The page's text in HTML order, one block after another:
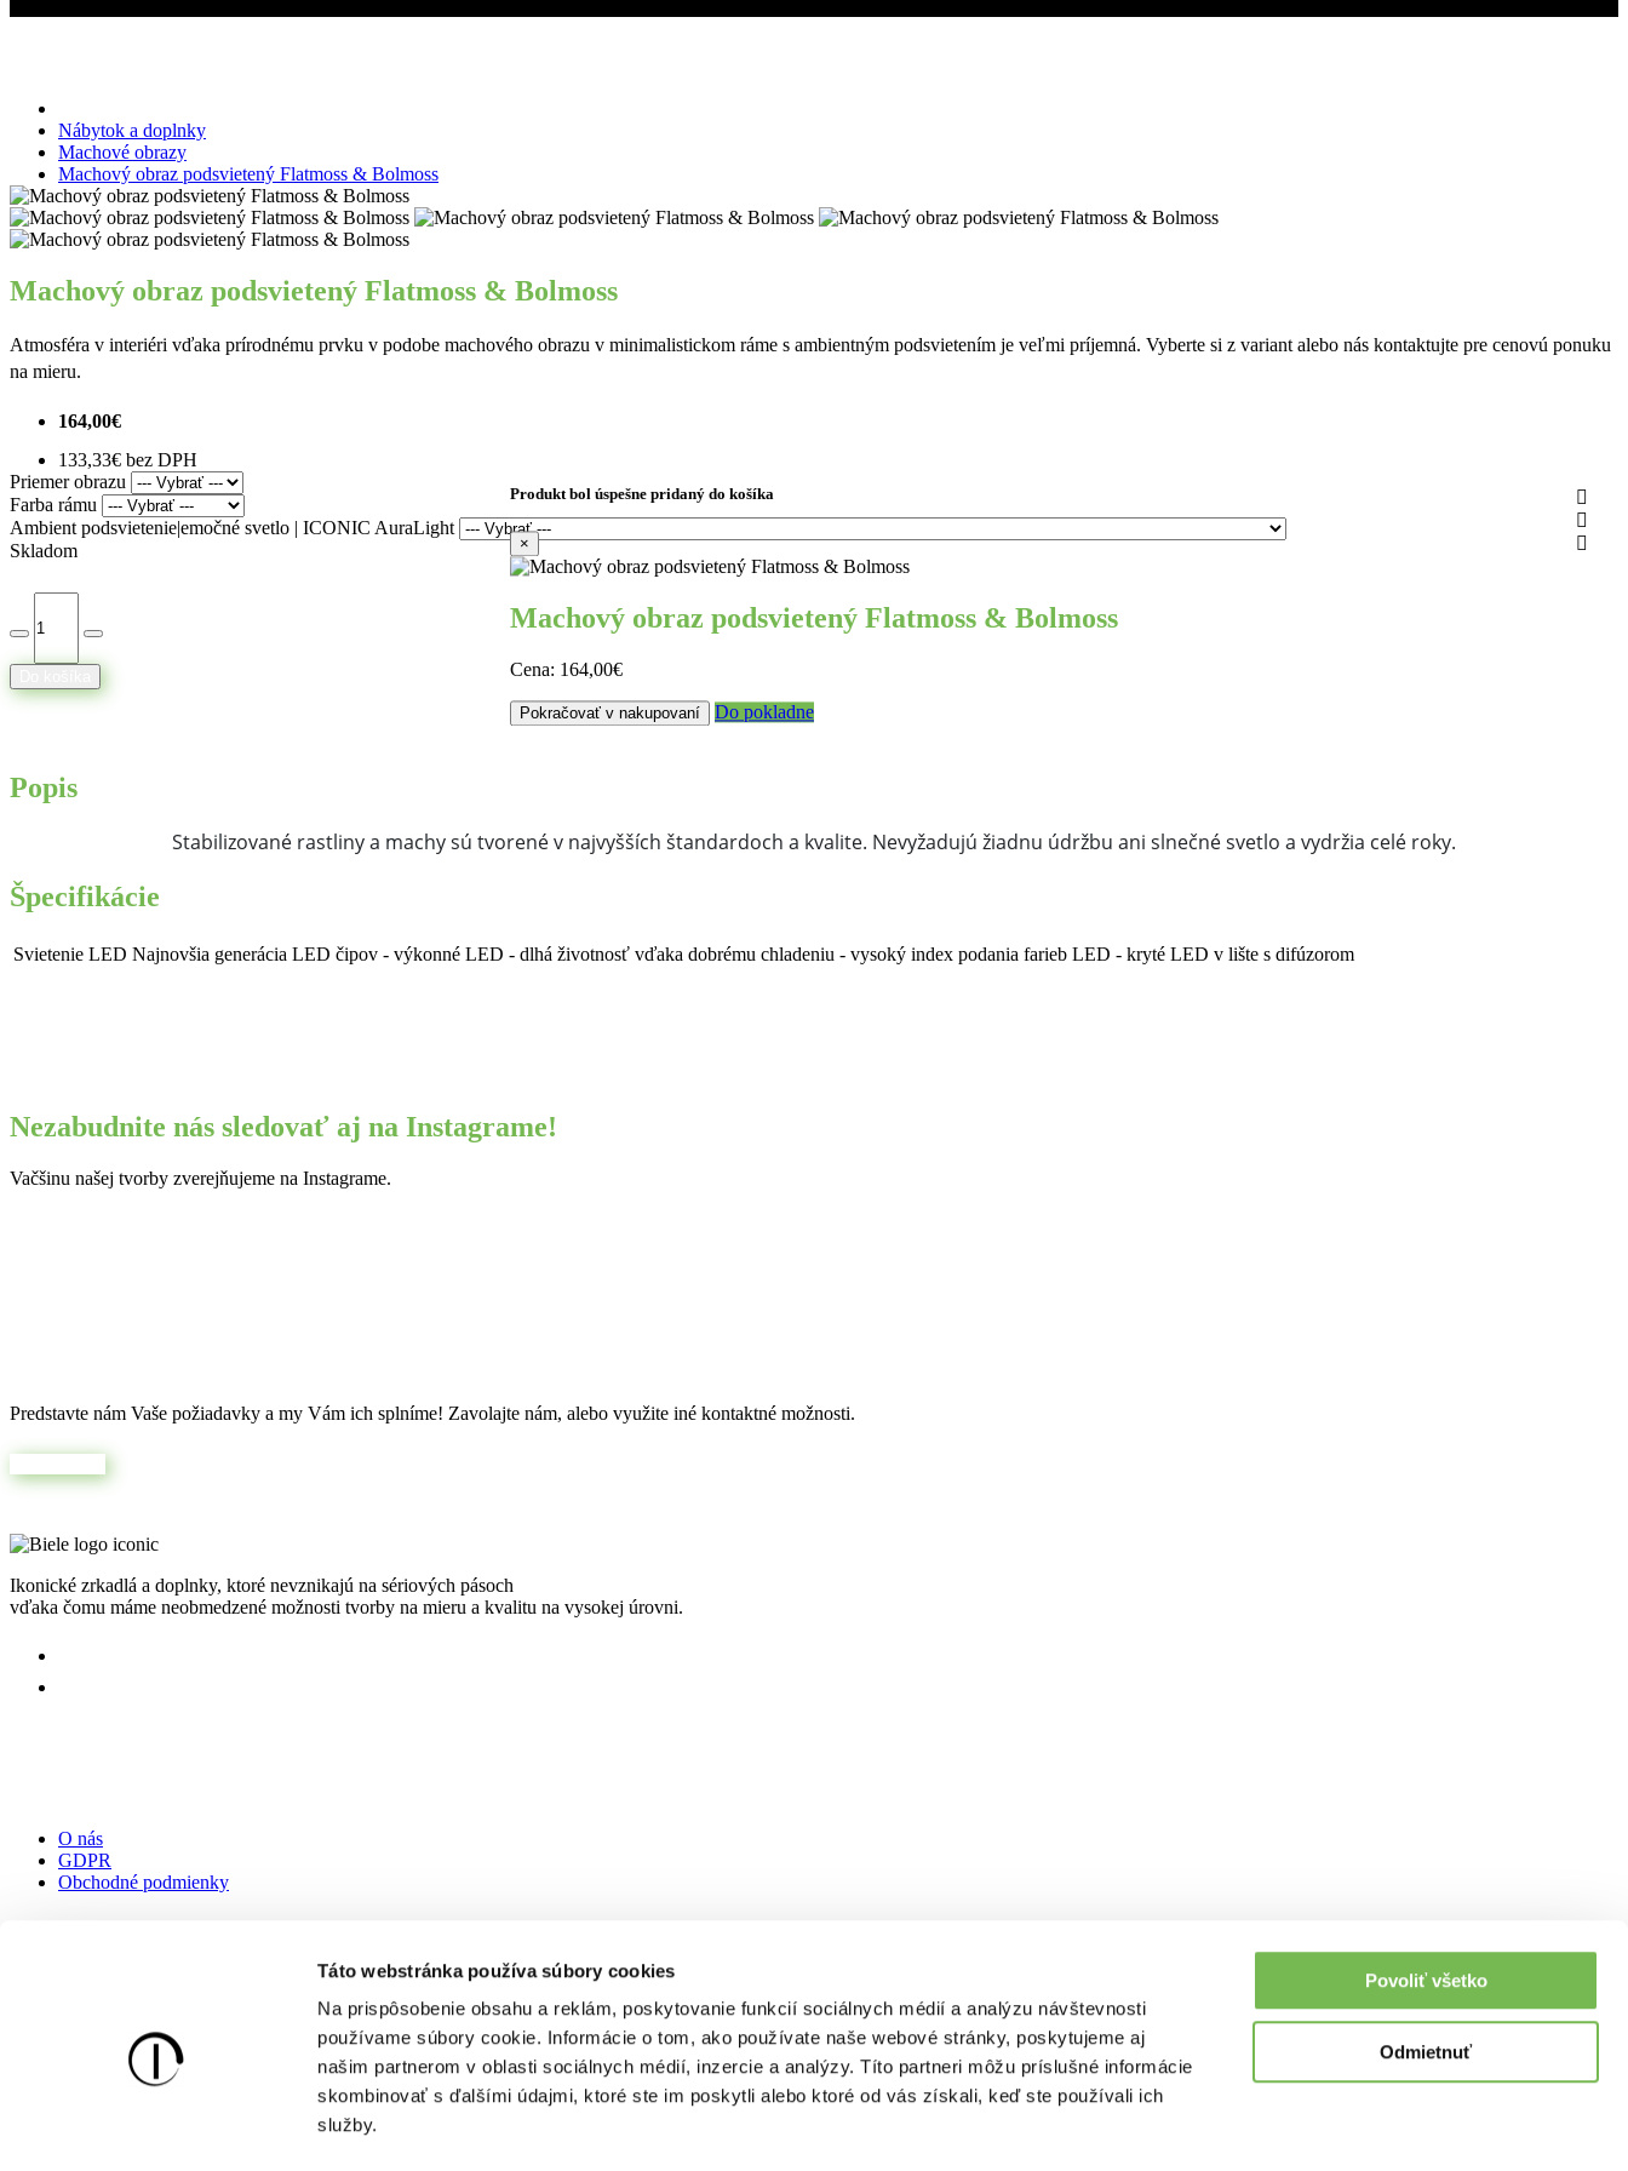
Táto webstránka používa súbory cookies
Na prispôsobenie obsahu a reklám, poskytovanie funkcií sociálnych médií a analýzu návštevnosti
používame súbory cookie. Informácie o tom, ako používate naše webové stránky, poskytujeme aj
našim partnerom v oblasti sociálnych médií, inzercie a analýzy. Títo partneri môžu príslušné informácie
skombinovať s ďalšími údajmi, ktoré ste im poskytli alebo ktoré od vás získali, keď ste používali ich
služby.
Povoliť všetko
Odmietnuť
Nábytok a doplnky
Machové obrazy
Machový obraz podsvietený Flatmoss & Bolmoss
Machový obraz podsvietený Flatmoss & Bolmoss
Atmosféra v interiéri vďaka prírodnému prvku v podobe machového obrazu v minimalistickom ráme s ambientným podsvietením je veľmi príjemná. Vyberte si z variant alebo nás kontaktujte pre cenovú ponuku
na mieru.
164,00€
133,33€ bez DPH
Priemer obrazu
Farba rámu
Ambient podsvietenie|emočné svetlo | ICONIC AuraLight
Skladom
Popis
Stabilizované rastliny a machy sú tvorené v najvyšších štandardoch a kvalite. Nevyžadujú žiadnu údržbu ani slnečné svetlo a vydržia celé roky.
Špecifikácie
Svietenie LED Najnovšia generácia LED čipov - výkonné LED - dlhá životnosť vďaka dobrému chladeniu - vysoký index podania farieb LED - kryté LED v lište s difúzorom
Nezabudnite nás sledovať aj na Instagrame!
Vačšinu našej tvorby zverejňujeme na Instagrame.
Produkt bol úspešne pridaný do košíka
×
Machový obraz podsvietený Flatmoss & Bolmoss
Cena: 164,00€
Pokračovať v nakupovaní Do pokladne
Predstavte nám Vaše požiadavky a my Vám ich splníme! Zavolajte nám, alebo využite iné kontaktné možnosti.
Ikonické zrkadlá a doplnky, ktoré nevznikajú na sériových pásoch
vďaka čomu máme neobmedzené možnosti tvorby na mieru a kvalitu na vysokej úrovni.
O nás
GDPR
Obchodné podmienky
Kontaktujte nás:
Miroslav Kováčik - ICONIC
IČ: 52067017
DIČ: 1083239993